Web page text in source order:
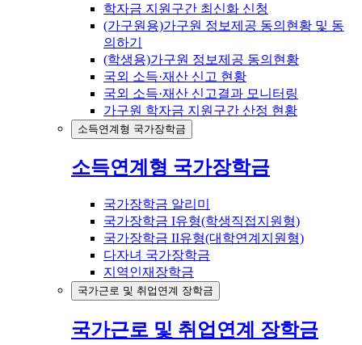
학자금 지원구간 최신화 신청
(가구원용)가구원 정보제공 동의현황 및 동
의하기
(학생용)가구원 정보제공 동의현황
국외 소득·재산 신고 현황
국외 소득·재산 신고결과 모니터링
가구원 학자금 지원구간 산정 현황
소득연계형 국가장학금
소득연계형 국가장학금
국가장학금 알리미
국가장학금 I유형(학생직접지원형)
국가장학금 II유형(대학연계지원형)
다자녀 국가장학금
지역인재장학금
국가근로 및 취업연계 장학금
국가근로 및 취업연계 장학금